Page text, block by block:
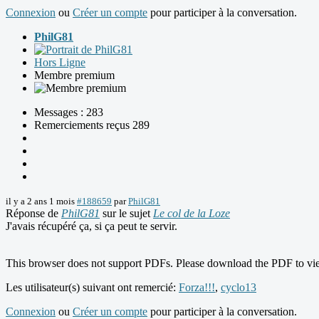
Connexion ou Créer un compte pour participer à la conversation.
PhilG81
Hors Ligne
Membre premium
Messages : 283
Remerciements reçus 289
il y a 2 ans 1 mois #188659 parPhilG81
Réponse de PhilG81 sur le sujet Le col de la Loze
J'avais récupéré ça, si ça peut te servir.
This browser does not support PDFs. Please download the PDF to
Les utilisateur(s) suivant ont remercié: Forza!!!, cyclo13
Connexion ou Créer un compte pour participer à la conversation.